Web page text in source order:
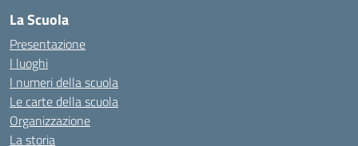
La Scuola
Presentazione
I luoghi
I numeri della scuola
Le carte della scuola
Organizzazione
La storia